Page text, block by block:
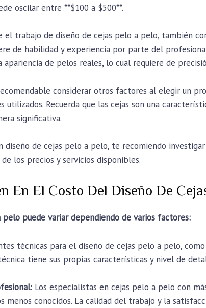
oscilar entre **$100 a $500**.
trabajo de diseño de cejas pelo a pelo, también
de habilidad y experiencia por parte del
de pelos reales, lo cual requiere de
considerar otros factores al elegir un
utilizados. Recuerda que las cejas son una
significativa.
diseño de cejas pelo a pelo, te recomiendo
los precios y servicios disponibles.
En El Costo Del Diseño De
puede variar dependiendo de varios factores:
técnicas para el diseño de cejas pelo a pelo,
tiene sus propias características y nivel de
Los especialistas en cejas pelo a pelo con
menos conocidos. La calidad del trabajo y la